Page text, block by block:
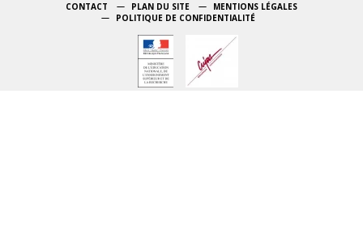
CONTACT PLAN DU SITE
MENTIONS LÉGALES
POLITIQUE DE CONFIDENTIALITÉ